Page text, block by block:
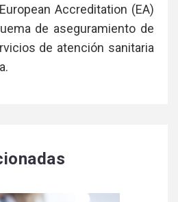
Accreditation (EA)
de aseguramiento de
de atención sanitaria